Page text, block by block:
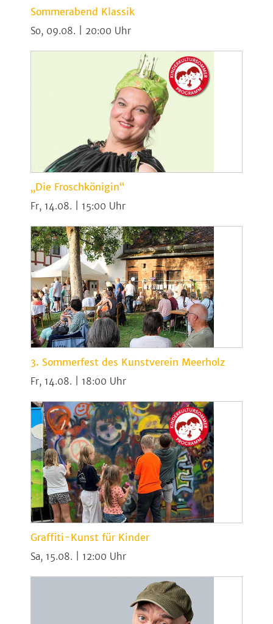
Sommerabend Klassik
So, 09.08. | 20:00
„Die Froschkönigin“
Fr, 14.08. | 15:00
3. Sommerfest des Kunstverein Meerholz
Fr, 14.08. | 18:00
Graffiti-Kunst für Kinder
Sa, 15.08. | 12:00